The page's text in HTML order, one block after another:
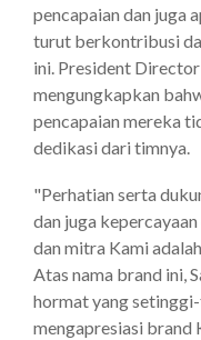
pencapaian dan juga
turut berkontribusi
ini. President
mengungkapkan
pencapaian mereka
dedikasi dari timnya.
"Perhatian serta
dan juga
dan mitra Kami
Atas nama brand ini,
hormat yang
mengapresiasi brand